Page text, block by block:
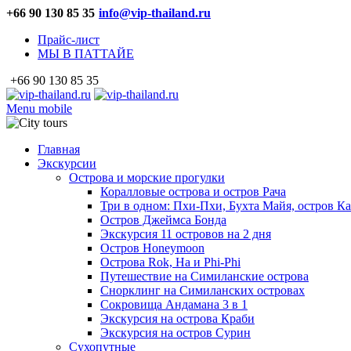
+66 90 130 85 35 info@vip-thailand.ru
Прайс-лист
МЫ В ПАТТАЙЕ
+66 90 130 85 35
Menu mobile
Главная
Экскурсии
Острова и морские прогулки
Коралловые острова и остров Рача
Три в одном: Пхи-Пхи, Бухта Майя, остров
Остров Джеймса Бонда
Экскурсия 11 островов на 2 дня
Остров Honeymoon
Острова Rok, Ha и Phi-Phi
Путешествие на Симиланские острова
Снорклинг на Симиланских островах
Сокровища Андамана 3 в 1
Экскурсия на острова Краби
Экскурсия на остров Сурин
Сухопутные